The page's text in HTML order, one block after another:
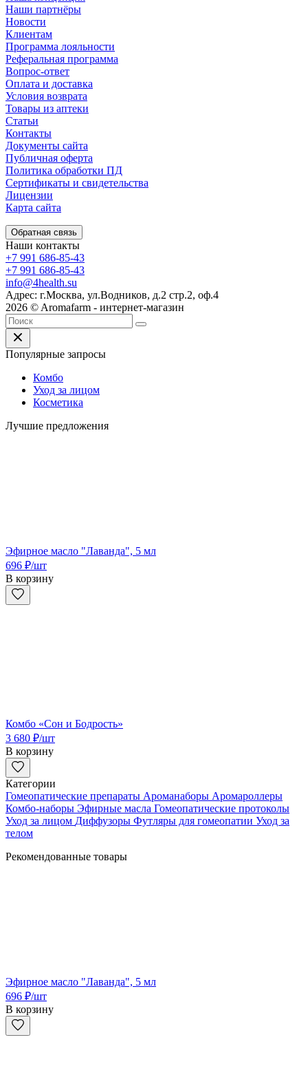
Наши партнёры
Новости
Клиентам
Программа лояльности
Реферальная программа
Вопрос-ответ
Оплата и доставка
Условия возврата
Товары из аптеки
Статьи
Контакты
Документы сайта
Публичная оферта
Политика обработки ПД
Сертификаты и свидетельства
Лицензии
Карта сайта
Обратная связь
Наши контакты
+7 991 686-85-43
+7 991 686-85-43
info@4health.su
Адрес: г.Москва, ул.Водников, д.2 стр.2, оф.4
2026 © Aromafarm - интернет-магазин
Популярные запросы
Комбо
Уход за лицом
Косметика
Лучшие предложения
Эфирное масло "Лаванда", 5 мл
696 ₽/шт
В корзину
Комбо «Сон и Бодрость»
3 680 ₽/шт
В корзину
Категории
Гомеопатические препараты Ароманаборы Аромароллеры
Комбо-наборы Эфирные масла Гомеопатические протоколы
Уход за лицом Диффузоры Футляры для гомеопатии Уход за
телом
Рекомендованные товары
Эфирное масло "Лаванда", 5 мл
696 ₽/шт
В корзину